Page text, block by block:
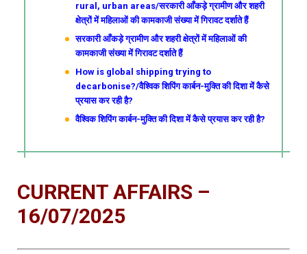
rural, urban areas/सरकारी आँकड़े ग्रामीण और शहरी
क्षेत्रों में महिलाओं की कामकाजी संख्या में गिरावट दर्शाते हैं
सरकारी आँकड़े ग्रामीण और शहरी क्षेत्रों में महिलाओं की
कामकाजी संख्या में गिरावट दर्शाते हैं
How is global shipping trying to
decarbonise?/वैश्विक शिपिंग कार्बन-मुक्ति की दिशा में कैसे
प्रयास कर रही है?
वैश्विक शिपिंग कार्बन-मुक्ति की दिशा में कैसे प्रयास कर रही है?
CURRENT AFFAIRS –
16/07/2025